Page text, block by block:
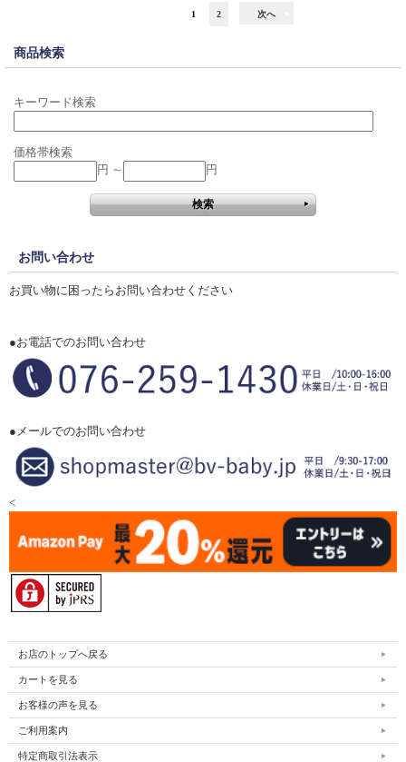
1 2 次へ
商品検索
キーワード検索
価格帯検索
円 ～
円
お問い合わせ
お買い物に困ったらお問い合わせください
●お電話でのお問い合わせ
●メールでのお問い合わせ
<
お店のトップへ戻る
カートを見る
お客様の声を見る
ご利用案内
特定商取引法表示